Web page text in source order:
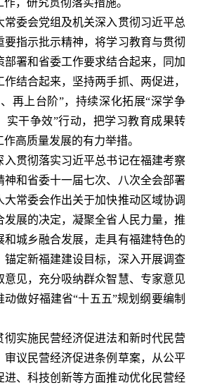
委会党组及机关深入贯彻习近平总
要指示批示精神，将学习教育与贯彻
部署和省委工作要求结合起来，同加
结合起来，坚持两手抓、两促进，
再上台阶”，持续深化拓展“深学争
实干争效”行动，把学习教育成果转
高质量发展的有力举措。
彻落实习近平总书记在福建考察
神和省委十一届七次、八次全会部署
大常委会作出关于加快推动区域协调
发展的决定，凝聚全省人民力量，推
和城乡融合发展，走具有福建特色的
锚定新福建建设目标，深入开展调查
意见，充分吸纳群众智慧、专家意见
做好福建省“十五五”规划纲要编制
施民营经济促进法和新时代民营
审议民营经济促进条例草案，从公平
进、科技创新等方面推动优化民营经